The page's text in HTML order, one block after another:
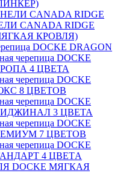
CANADA RIDGE
КРОВЛЯ)
DOCKE DRAGON
черепица DOCKE
4 ЦВЕТА
черепица DOCKE
8 ЦВЕТОВ
черепица DOCKE
3 ЦВЕТА
черепица DOCKE
7 ЦВЕТОВ
черепица DOCKE
4 ЦВЕТA
МЯГКАЯ